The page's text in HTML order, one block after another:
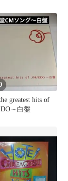
greatest hits of
～白盤